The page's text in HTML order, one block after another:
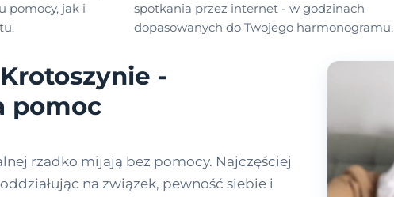
pomocy, jak i
spotkania przez internet - w godzinach
dopasowanych do Twojego harmonogramu.
-
pomoc
rzadko mijają bez pomocy. Najczęściej
na związek, pewność siebie i